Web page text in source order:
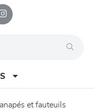
canapés et fauteuils